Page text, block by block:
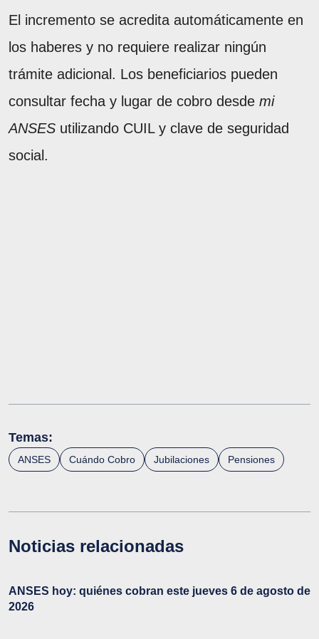
El incremento se acredita automáticamente en
los haberes y no requiere realizar ningún
trámite adicional. Los beneficiarios pueden
consultar fecha y lugar de cobro desde mi
ANSES utilizando CUIL y clave de seguridad
social.
Temas:
ANSES Cuándo Cobro Jubilaciones Pensiones
Noticias relacionadas
ANSES hoy: quiénes cobran este jueves 6 de agosto de
2026